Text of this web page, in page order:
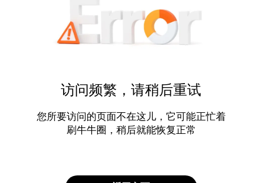
访问频繁，请稍后重试
您所要访问的页面不在这儿，它可能正忙着
刷牛牛圈，稍后就能恢复正常